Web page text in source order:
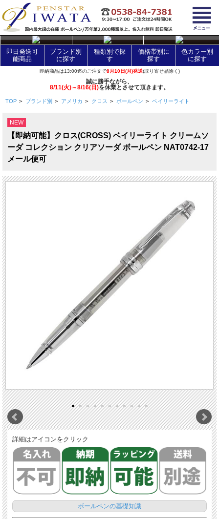
layer Control
即日発送可
能商品
ブランド別
に探す
種類別で探
す
価格帯別に
探す
色カラー別
に探す
即納商品は13:00迄のご注文で8月10日(月)発送(取り寄せ品除く)
誠に勝手ながら、
8/11(火)～8/16(日)を休業とさせて頂きます。
TOP > ブランド別 > アメリカ > クロス > ボールペン > ベイリーライト
NEW
【即納可能】クロス(CROSS) ベイリーライト クリームソ
ーダ コレクション クリアソーダ ボールペン NAT0742-17
メール便可
詳細はアイコンをクリック
ボールペンの基礎知識